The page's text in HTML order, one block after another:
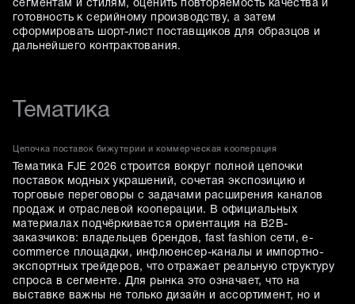
сегментам и стилям, оценить повторяемость качества и
готовность к серийному производству, а затем
сформировать шорт-лист поставщиков для образцов и
дальнейшего контрактования.
Тематика
Цепочка поставок бижутерии и коммерческая кооперация
Тематика FJE 2026 строится вокруг полной цепочки
поставок модных украшений, сочетая экспозицию и
торговые переговоры с задачами расширения каналов
продаж и отраслевой кооперации. В официальных
материалах подчёркивается ориентация на B2B-
заказчиков: владельцев брендов, fast fashion сети, e-
commerce площадки, инфлюенсер-каналы и импортно-
экспортных трейдеров, что отражает реальную структуру
спроса в сегменте. Для рынка это означает, что на
выставке важны не только дизайн и ассортимент, но и